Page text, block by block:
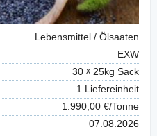
Lebensmittel / Ölsaaten
EXW
30
25kg Sack
1 Liefereinheit
1.990,00 €/Tonne
07.08.2026